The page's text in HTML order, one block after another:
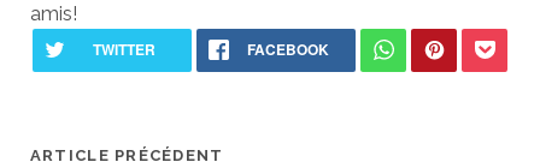
amis!
ARTICLE PRÉCÉDENT